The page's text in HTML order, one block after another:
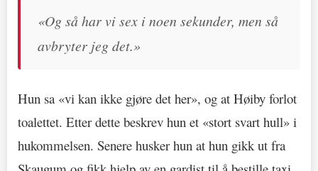
«Og så har vi sex i noen sekunder, men så
avbryter jeg det.»
Hun sa «vi kan ikke gjøre det her», og at Høiby forlot
toalettet. Etter dette beskrev hun et «stort svart hull» i
hukommelsen. Senere husker hun at hun gikk ut fra